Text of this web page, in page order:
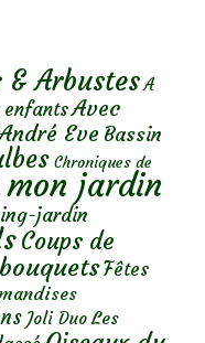
& Arbustes A
Avec
Eve Bassin
Chroniques de
mon jardin
jardin
Coups de
Fêtes
Joli Duo Les